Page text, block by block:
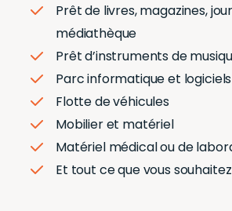
Prêt de livres, magazines,
médiathèque
Prêt d’instruments de
Parc informatique et logiciels
Flotte de véhicules
Mobilier et matériel
Matériel médical ou de
Et tout ce que vous